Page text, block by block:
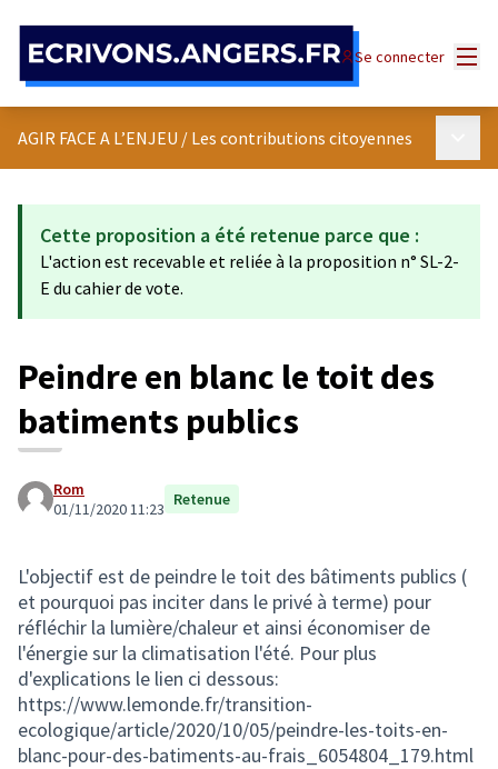
Se connecter
AGIR FACE A L’ENJEU / Les contributions citoyennes
Cette proposition a été retenue parce que :
L'action est recevable et reliée à la proposition n° SL-2-
E du cahier de vote.
Peindre en blanc le toit des
batiments publics
Rom
01/11/2020 11:23 Retenue
L'objectif est de peindre le toit des bâtiments publics (
et pourquoi pas inciter dans le privé à terme) pour
réfléchir la lumière/chaleur et ainsi économiser de
l'énergie sur la climatisation l'été. Pour plus
d'explications le lien ci dessous:
https://www.lemonde.fr/transition-
ecologique/article/2020/10/05/peindre-les-toits-en-
blanc-pour-des-batiments-au-frais_6054804_179.html